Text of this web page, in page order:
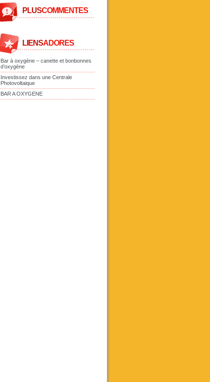
PLUSCOMMENTES
LIENSADORES
Bar à oxygène – canette et bonbonnes
d’oxygène
Investissez dans une Centrale
Photovoltaique
BAR A OXYGENE